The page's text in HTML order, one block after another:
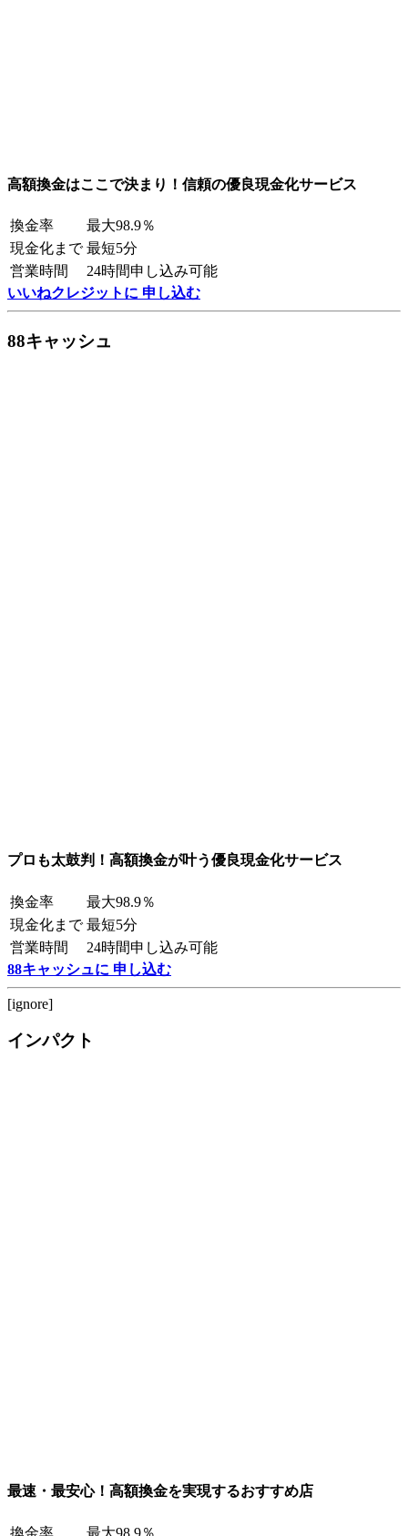
高額換金はここで決まり！信頼の優良現金化サービス
換金率
最大98.9％
現金化まで 最短5分
営業時間
24時間申し込み可能
いいねクレジットに 申し込む
88キャッシュ
プロも太鼓判！高額換金が叶う優良現金化サービス
換金率
最大98.9％
現金化まで 最短5分
営業時間
24時間申し込み可能
88キャッシュに 申し込む
[ignore]
インパクト
最速・最安心！高額換金を実現するおすすめ店
換金率
最大98.9％